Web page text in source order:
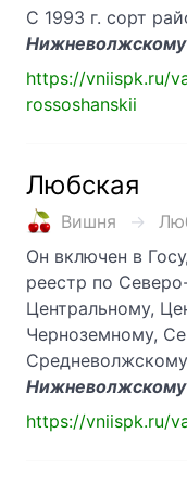
С 1993 г. сорт
Нижневолжскому
https://vniispk.ru/
rossoshanskii
Любская
Вишня
Он включен в
реестр по
Центральному,
Черноземному,
Нижневолжскому
https://vniispk.ru/